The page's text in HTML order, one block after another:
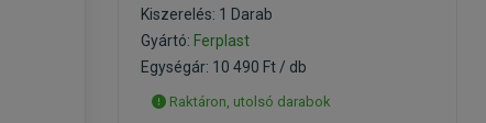
Kiszerelés: 1 Darab
Gyártó: Ferplast
Egységár: 10 490 Ft / db
Raktáron, utolsó darabok